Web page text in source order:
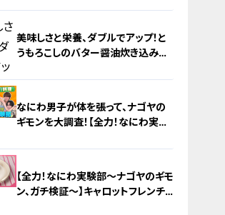
美味しさと栄養、ダブルでアップ！と
うもろこしのバター醤油炊き込みご
なにわ男子が体を張って、ナゴヤの
ギモンを大調査！【全力！なにわ実験
【全力！なにわ実験部～ナゴヤのギモ
ン、ガチ検証～】キャロットフレンチ